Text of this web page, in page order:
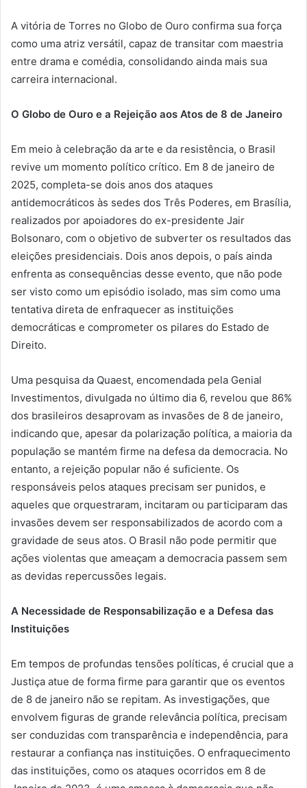
A vitória de Torres no Globo de Ouro confirma sua força
como uma atriz versátil, capaz de transitar com maestria
entre drama e comédia, consolidando ainda mais sua
carreira internacional.
O Globo de Ouro e a Rejeição aos Atos de 8 de Janeiro
Em meio à celebração da arte e da resistência, o Brasil
revive um momento político crítico. Em 8 de janeiro de
2025, completa-se dois anos dos ataques
antidemocráticos às sedes dos Três Poderes, em Brasília,
realizados por apoiadores do ex-presidente Jair
Bolsonaro, com o objetivo de subverter os resultados das
eleições presidenciais. Dois anos depois, o país ainda
enfrenta as consequências desse evento, que não pode
ser visto como um episódio isolado, mas sim como uma
tentativa direta de enfraquecer as instituições
democráticas e comprometer os pilares do Estado de
Direito.
Uma pesquisa da Quaest, encomendada pela Genial
Investimentos, divulgada no último dia 6, revelou que 86%
dos brasileiros desaprovam as invasões de 8 de janeiro,
indicando que, apesar da polarização política, a maioria da
população se mantém firme na defesa da democracia. No
entanto, a rejeição popular não é suficiente. Os
responsáveis pelos ataques precisam ser punidos, e
aqueles que orquestraram, incitaram ou participaram das
invasões devem ser responsabilizados de acordo com a
gravidade de seus atos. O Brasil não pode permitir que
ações violentas que ameaçam a democracia passem sem
as devidas repercussões legais.
A Necessidade de Responsabilização e a Defesa das
Instituições
Em tempos de profundas tensões políticas, é crucial que a
Justiça atue de forma firme para garantir que os eventos
de 8 de janeiro não se repitam. As investigações, que
envolvem figuras de grande relevância política, precisam
ser conduzidas com transparência e independência, para
restaurar a confiança nas instituições. O enfraquecimento
das instituições, como os ataques ocorridos em 8 de